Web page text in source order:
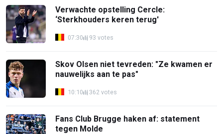
Verwachte opstelling Cercle:
‘Sterkhouders keren terug'
07:30 93 votes
Skov Olsen niet tevreden: "Ze kwamen er
nauwelijks aan te pas"
10:10 362 votes
Fans Club Brugge haken af: statement
tegen Molde